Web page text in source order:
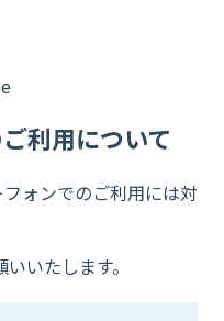
利用について
ォンでのご利用には対
いたします。